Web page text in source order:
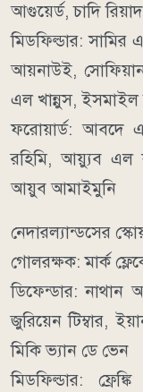
আগুয়ের্ড, চাদি
মিডফিল্ডার:
আয়নাউই,
এল খান্নুস, ইসমাইল
ফরোয়ার্ড: আবদে
রহিমি, আয়্যুব এল
আয়ুব আমাইমুনি
নেদারল্যান্ডসের
গোলরক্ষক: মার্ক
ডিফেন্ডার:
জুরিয়েন টিম্বার,
মিকি ভ্যান ডে ভেন
মিডফিল্ডার: